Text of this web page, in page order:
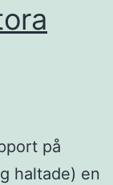
på
haltade) en